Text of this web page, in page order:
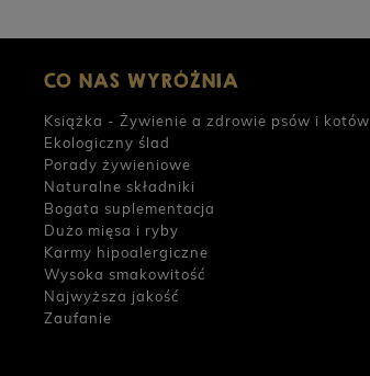
CO NAS WYRÓŻNIA
Książka - Żywienie a zdrowie psów i kotów
Ekologiczny ślad
Porady żywieniowe
Naturalne składniki
Bogata suplementacja
Dużo mięsa i ryby
Karmy hipoalergiczne
Wysoka smakowitość
Najwyższa jakość
Zaufanie